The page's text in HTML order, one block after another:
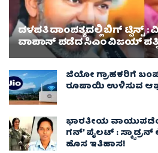
ದಳಪತಿ ದಾಂಪತ್ಯದಲ್ಲಿ ಬಿಗ್ ಟ್ವಿಸ್ಟ್ :
ವಾಪಾಸ್‌ ಪಡೆದ ಸಿಎಂ ವಿಜಯ್ ಪತ್ನಿ
ಜಿಯೋ ಗ್ರಾಹಕರಿಗೆ
ರೂಪಾಯಿ ಉಳಿಸುವ
ಭಾರತೀಯ
ಗನ್’ ಪೈಲಟ್ :
ಹೊಸ ಇತಿಹಾಸ!